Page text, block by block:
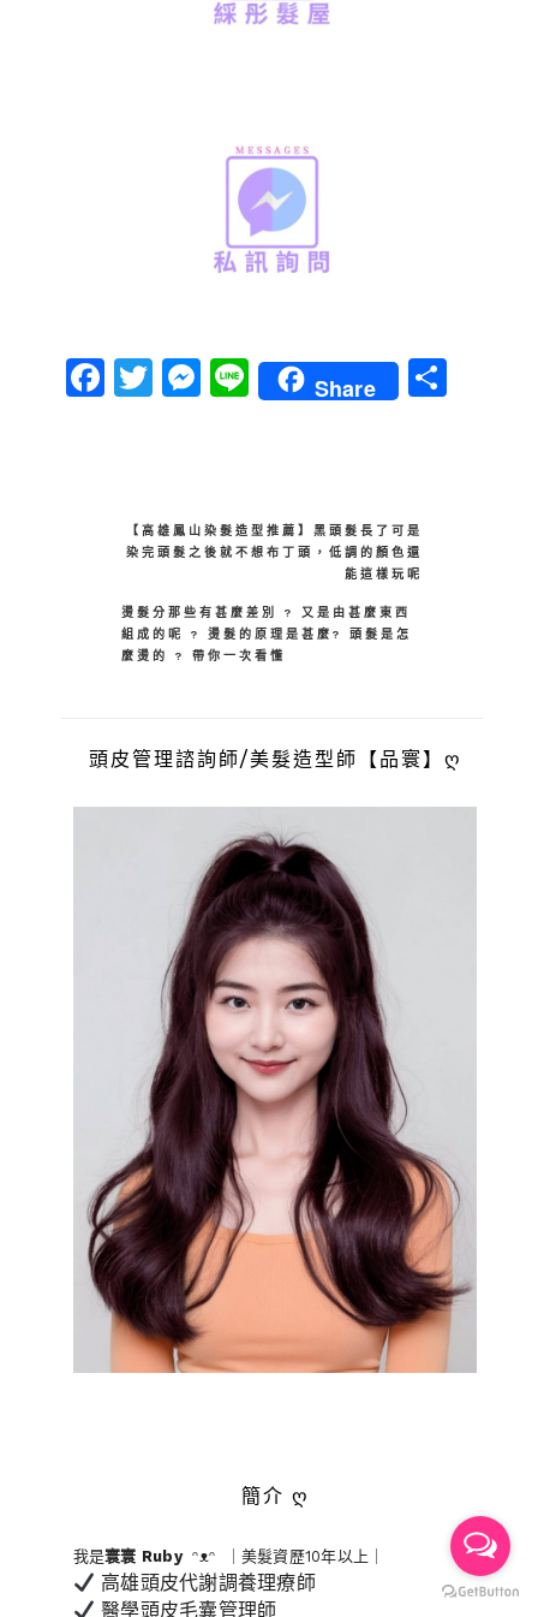
Facebook
Twitter
Messenger
LineShare
分
【高雄鳳山染髮造型推薦】黑頭髮長了可是
染完頭髮之後就不想布丁頭，低調的顏色還
能這樣玩呢
燙髮分那些有甚麼差別 ? 又是由甚麼東西
組成的呢 ? 燙髮的原理是甚麼? 頭髮是怎
麼燙的 ? 帶你一次看懂
頭皮管理諮詢師/美髮造型師【品寰】ღ
簡介 ღ
我是寰寰 Rubyᵔᴥᵔ ｜美髮資歷10年以上｜
高雄頭皮代謝調養理療師
醫學頭皮毛囊管理師